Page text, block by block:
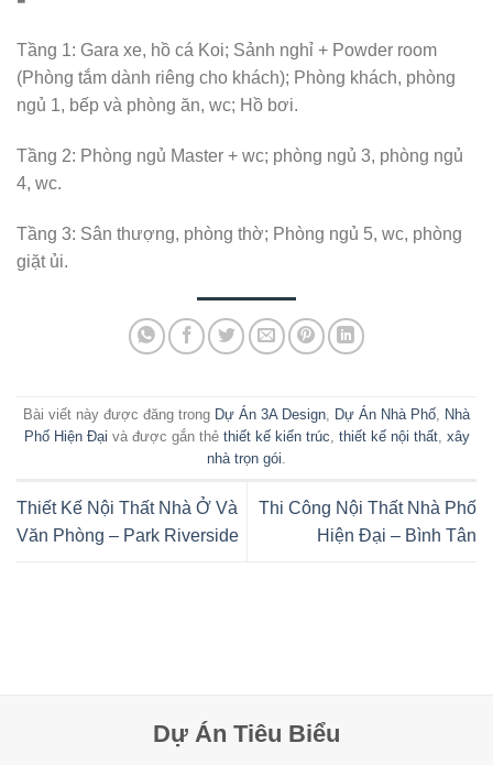
Tầng 1: Gara xe, hồ cá Koi; Sảnh nghỉ + Powder room
(Phòng tắm dành riêng cho khách); Phòng khách, phòng
ngủ 1, bếp và phòng ăn, wc; Hồ bơi.
Tầng 2: Phòng ngủ Master + wc; phòng ngủ 3, phòng ngủ
4, wc.
Tầng 3: Sân thượng, phòng thờ; Phòng ngủ 5, wc, phòng
giặt ủi.
Bài viết này được đăng trong Dự Án 3A Design Dự Án Nhà Phố
Nhà
Phố Hiện Đại và được gắn thẻ thiết kế kiến trúc thiết kế nội thất, xây
nhà trọn gói
Thiết Kế Nội Thất Nhà Ở Và
Văn Phòng – Park Riverside
Thi Công Nội Thất Nhà Phố
Hiện Đại – Bình Tân
Dự Án Tiêu Biểu